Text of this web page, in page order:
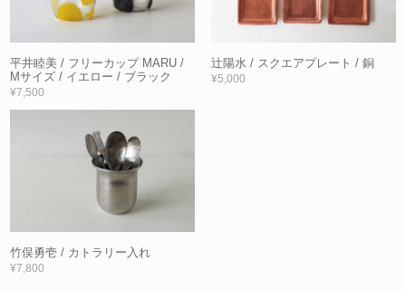
平井睦美 / フリーカップ MARU /
Mサイズ / イエロー / ブラック
¥7,500
辻陽水 / スクエアプレート / 銅
¥5,000
竹俣勇壱 / カトラリー入れ
¥7,800